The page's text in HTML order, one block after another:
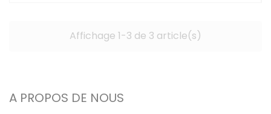
Affichage 1-3 de 3 article(s)
A PROPOS DE NOUS